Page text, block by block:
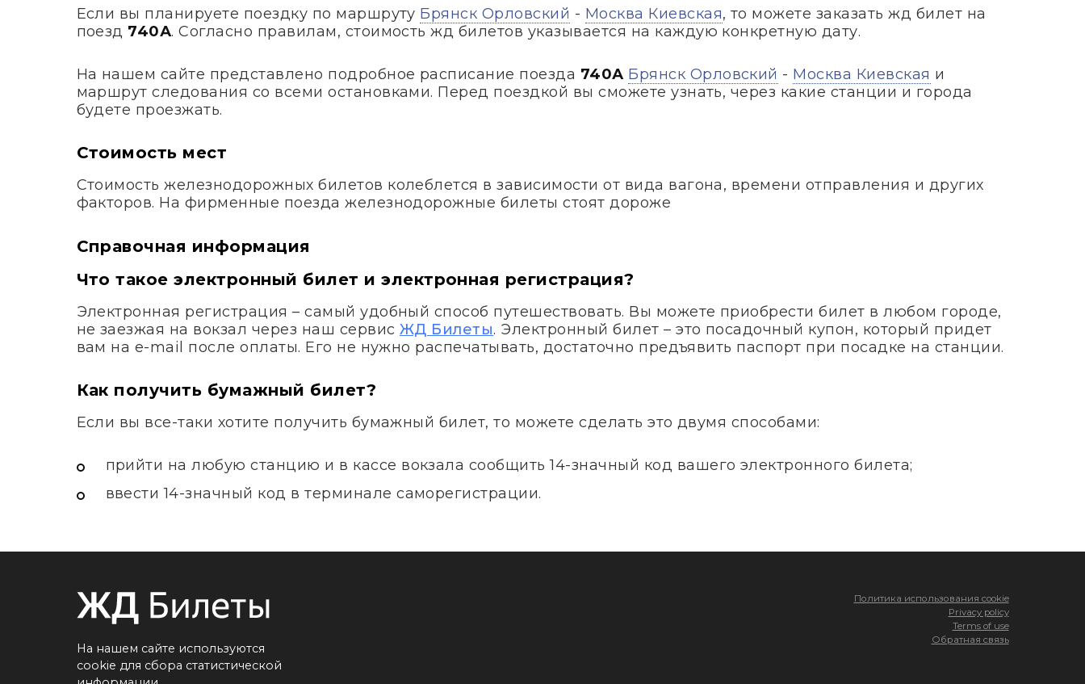
Если вы планируете поездку по маршруту Брянск Орловский - Москва Киевская, то можете заказать жд билет на
поезд 740А. Согласно правилам, стоимость жд билетов указывается на каждую конкретную дату.
На нашем сайте представлено подробное расписание поезда 740А Брянск Орловский - Москва Киевская и
маршрут следования со всеми остановками. Перед поездкой вы сможете узнать, через какие станции и города
будете проезжать.
Стоимость мест
Стоимость железнодорожных билетов колеблется в зависимости от вида вагона, времени отправления и других
факторов. На фирменные поезда железнодорожные билеты стоят дороже
Справочная информация
Что такое электронный билет и электронная регистрация?
Электронная регистрация – самый удобный способ путешествовать. Вы можете приобрести билет в любом городе,
не заезжая на вокзал через наш сервис ЖД Билеты. Электронный билет – это посадочный купон, который придет
вам на e-mail после оплаты. Его не нужно распечатывать, достаточно предъявить паспорт при посадке на станции.
Как получить бумажный билет?
Если вы все-таки хотите получить бумажный билет, то можете сделать это двумя способами:
прийти на любую станцию и в кассе вокзала сообщить 14-значный код вашего электронного билета;
ввести 14-значный код в терминале саморегистрации.
На нашем сайте используются
cookie для сбора статистической
Политика использования cookie
Privacy policy
Terms of use
Обратная связь